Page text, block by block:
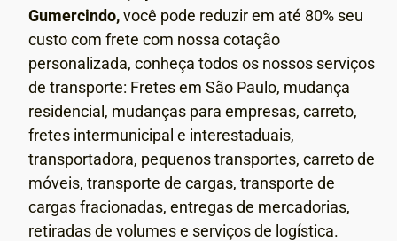
Gumercindo,você pode reduzir em até 80% seu
custo com frete com nossa cotação
personalizada, conheça todos os nossos serviços
de transporte: Fretes em São Paulo, mudança
residencial, mudanças para empresas, carreto,
fretes intermunicipal e interestaduais,
transportadora, pequenos transportes, carreto de
móveis, transporte de cargas, transporte de
cargas fracionadas, entregas de mercadorias,
retiradas de volumes e serviços de logística.